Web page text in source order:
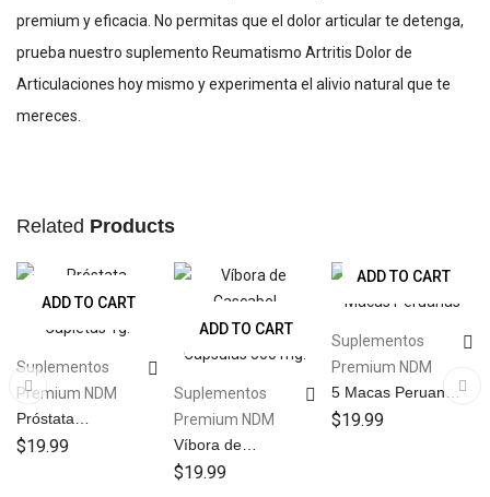
premium y eficacia. No permitas que el dolor articular te detenga,
prueba nuestro suplemento Reumatismo Artritis Dolor de
Articulaciones hoy mismo y experimenta el alivio natural que te
mereces.
Related Products
ADD TO CART
Suplementos
Premium NDM
Próstata
Suplemento 60
Capletas 1g.
$19.99
ADD TO CART
Suplementos
Premium NDM
Víbora de
Cascabel
Suplemento 150
$19.99
ADD TO CART
Suplementos
Premium NDM
5 Macas Peruanas
Suplemento 60
Capletas 1g.
$19.99